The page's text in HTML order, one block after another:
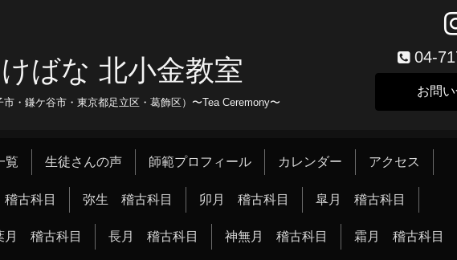
ばな 北小金教室
・鎌ケ谷市・東京都足立区・葛飾区）〜Tea Ceremony〜
04-
お問
覧 生徒さんの声 師範プロフィール カレンダー アクセス
古科目 弥生 稽古科目 卯月 稽古科目 皐月 稽古科目
月 稽古科目 長月 稽古科目 神無月 稽古科目 霜月 稽古科目